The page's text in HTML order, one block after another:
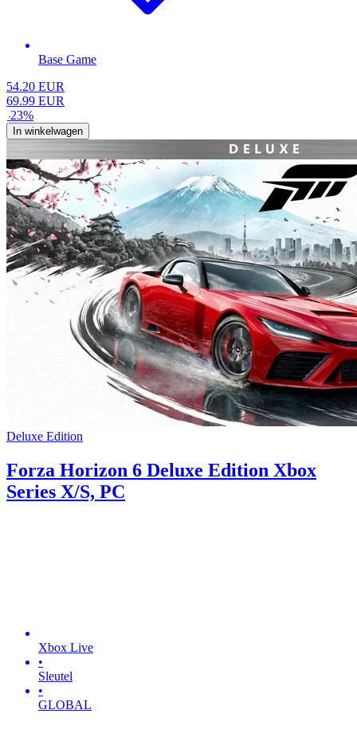
Base Game
54.20 EUR
69.99 EUR
-23%
In winkelwagen
Deluxe Edition
Forza Horizon 6 Deluxe Edition Xbox
Series X/S, PC
Xbox Live
•
Sleutel
•
GLOBAL